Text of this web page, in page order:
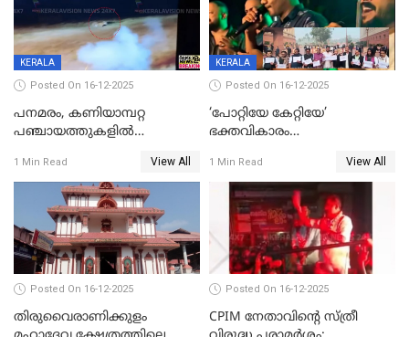
KERALA
Posted On 16-12-2025
പനമരം, കണിയാമ്പറ്റ
പഞ്ചായത്തുകളിൽ
സ്ഥാപനങ്ങൾക്ക് അവധി
1 Min Read View All
KERALA
Posted On 16-12-2025
‘പോറ്റിയേ കേറ്റിയേ’
ഭക്തവികാരം
ഡിജിപിക്ക് പരാതി; ശക്തമായ
നടപടി വേണമെന്നു
സിപിഐഎമ്മും
1 Min Read View All
Posted On 16-12-2025
തിരുവൈരാണിക്കുളം
Posted On 16-12-2025
CPIM നേതാവിൻ്റെ സ്ത്രീ